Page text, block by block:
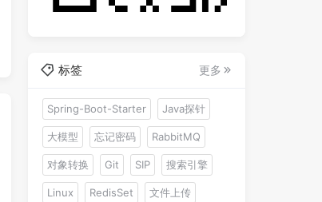
标签 更多
Spring-Boot-Starter Java探针
大模型 忘记密码 RabbitMQ
对象转换 Git SIP 搜索引擎
Linux RedisSet 文件上传